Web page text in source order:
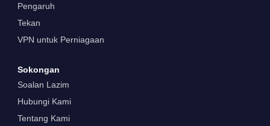
Pengaruh
Tekan
VPN untuk Perniagaan
Sokongan
Soalan Lazim
Hubungi Kami
Tentang Kami